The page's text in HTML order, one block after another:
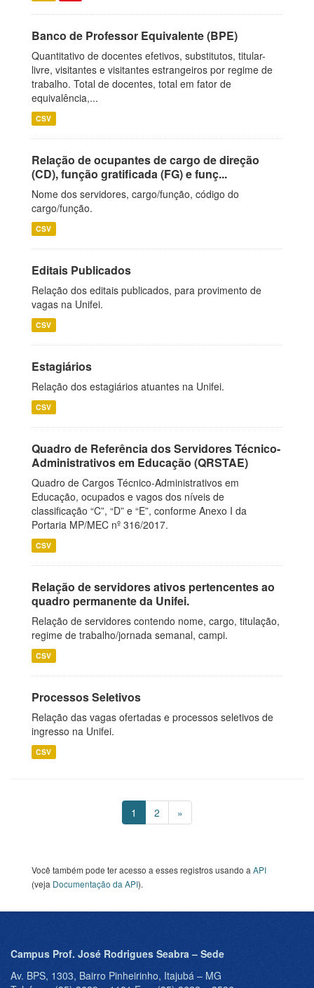
Banco de Professor Equivalente (BPE)
Quantitativo de docentes efetivos, substitutos, titular-
livre, visitantes e visitantes estrangeiros por regime de
trabalho. Total de docentes, total em fator de
equivalência,...
CSV
Relação de ocupantes de cargo de direção
(CD), função gratificada (FG) e funç...
Nome dos servidores, cargo/função, código do
cargo/função.
CSV
Editais Publicados
Relação dos editais publicados, para provimento de
vagas na Unifei.
CSV
Estagiários
Relação dos estagiários atuantes na Unifei.
CSV
Quadro de Referência dos Servidores Técnico-
Administrativos em Educação (QRSTAE)
Quadro de Cargos Técnico-Administrativos em
Educação, ocupados e vagos dos níveis de
classificação “C”, “D” e “E”, conforme Anexo I da
Portaria MP/MEC nº 316/2017.
CSV
Relação de servidores ativos pertencentes ao
quadro permanente da Unifei.
Relação de servidores contendo nome, cargo, titulação,
regime de trabalho/jornada semanal, campi.
CSV
Processos Seletivos
Relação das vagas ofertadas e processos seletivos de
ingresso na Unifei.
CSV
1 2 »
Você também pode ter acesso a esses registros usando a API
(veja Documentação da API).
Campus Prof. José Rodrigues Seabra – Sede
Av. BPS, 1303, Bairro Pinheirinho, Itajubá – MG